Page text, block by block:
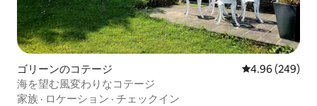
ゴリーンのコテージ レビュー249
4.96 (249)
海を望む風変わりなコテージ
家族 · ロケーション · チェックイン